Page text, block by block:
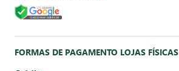
FORMAS DE PAGAMENTO LOJAS FÍSICAS